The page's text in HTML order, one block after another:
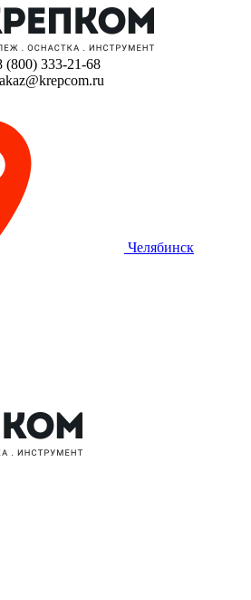
(800) 333-21-68
Челябинск